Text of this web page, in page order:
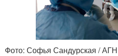
Фото: Софья Сандурская /